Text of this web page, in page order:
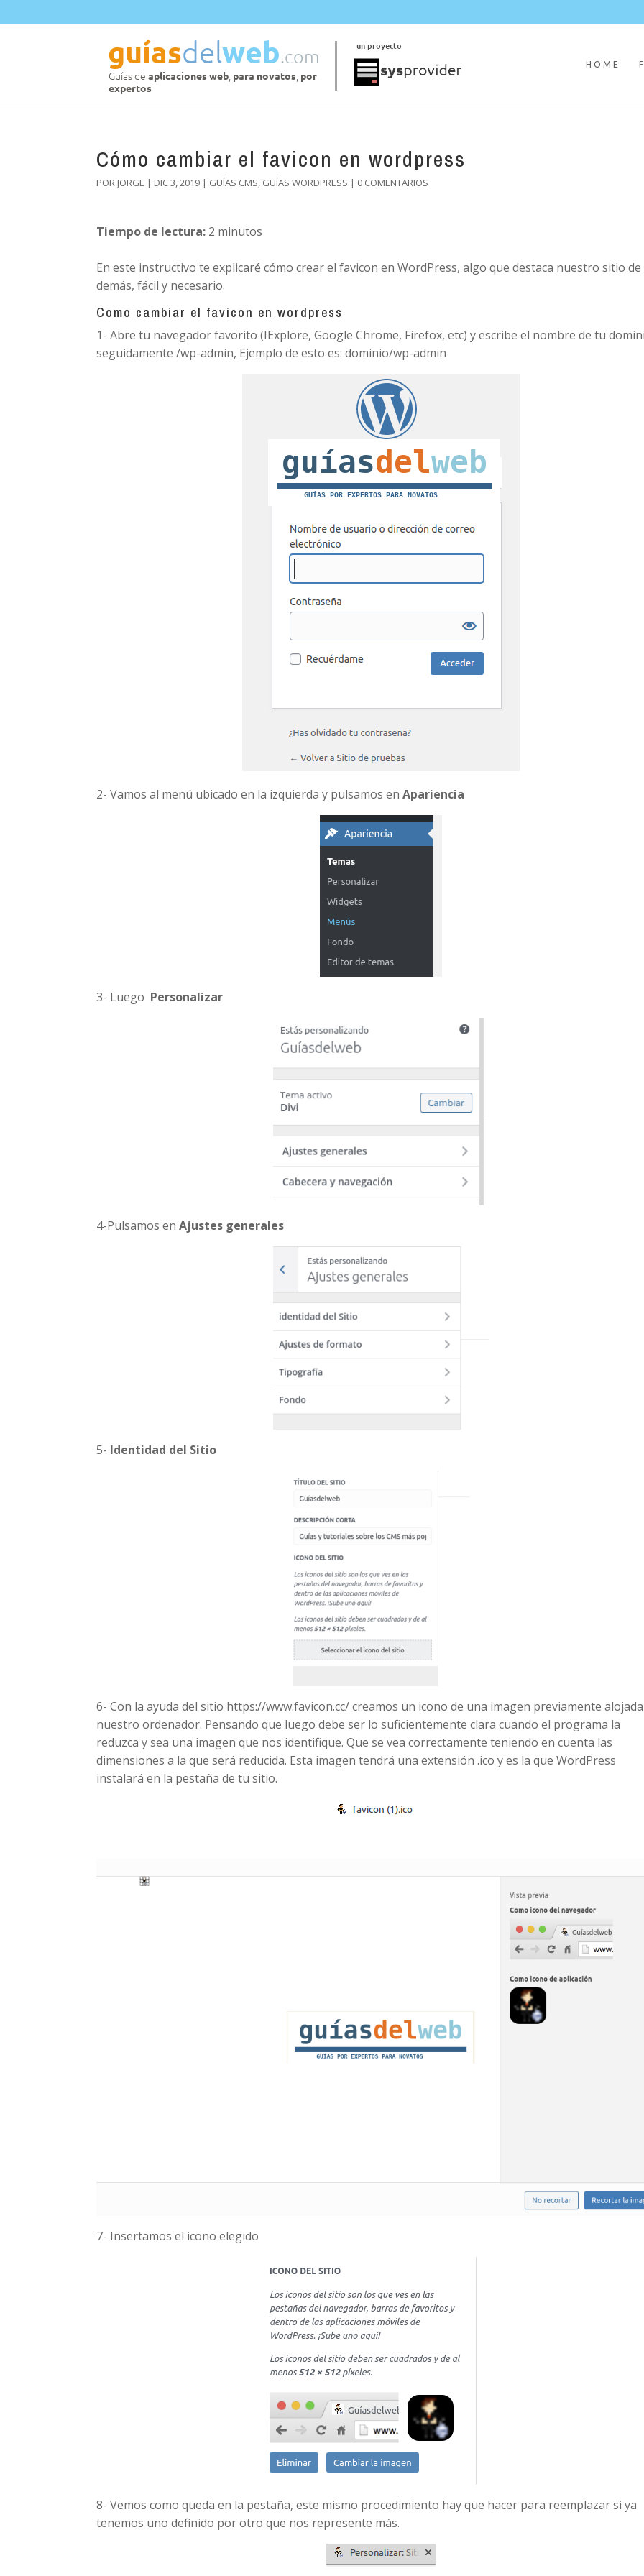
HOME
Cómo cambiar el favicon en wordpress
POR JORGE | DIC 3, 2019 | GUÍAS CMS, GUÍAS WORDPRESS | 0 COMENTARIOS
Tiempo de lectura: 2 minutos
En este instructivo te explicaré cómo crear el favicon en WordPress, algo que destaca nuestro sitio
demás, fácil y necesario.
Como cambiar el favicon en wordpress
1- Abre tu navegador favorito (IExplore, Google Chrome, Firefox, etc) y escribe el nombre de tu
seguidamente /wp-admin, Ejemplo de esto es: dominio/wp-admin
2- Vamos al menú ubicado en la izquierda y pulsamos enApariencia
3- Luego Personalizar
4-Pulsamos enAjustes generales
5- Identidad del Sitio
6- Con la ayuda del sitio https://www.favicon.cc/ creamos un icono de una imagen previamente
nuestro ordenador. Pensando que luego debe ser lo suficientemente clara cuando el programa la
reduzca y sea una imagen que nos identifique. Que se vea correctamente teniendo en cuenta las
dimensiones a la que será reducida. Esta imagen tendrá una extensión .ico y es la que WordPress
instalará en la pestaña de tu sitio.
7- Insertamos el icono elegido
8- Vemos como queda en la pestaña, este mismo procedimiento hay que hacer para reemplazar si ya
tenemos uno definido por otro que nos represente más.